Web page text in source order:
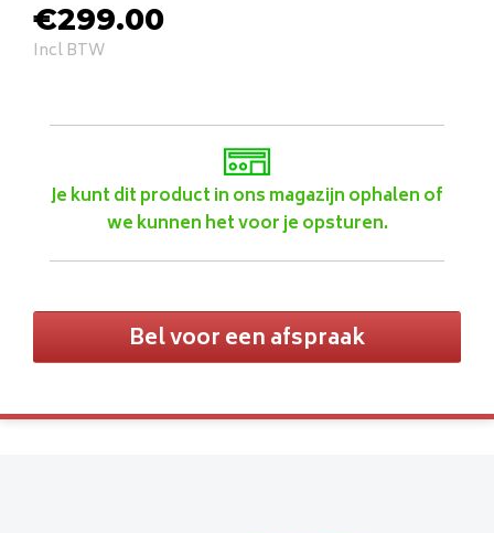
€299.00
Incl BTW
Je kunt dit product in ons magazijn ophalen of
we kunnen het voor je opsturen.
Bel voor een afspraak